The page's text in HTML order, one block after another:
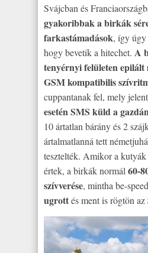
Svájcban és
gyakoribbak a birkák
farkastámadások, így úgy
hogy bevetik a hitechet. A
tenyérnyi felületen epilált
GSM kompatibilis
cuppantanak fel, mely
esetén SMS küld a
10 ártatlan bárány és 2
ártalmatlanná tett
tesztelték. Amikor a
értek, a birkák normál 60-
szívverése, mintha be-
ugrottés ment is rögtön az